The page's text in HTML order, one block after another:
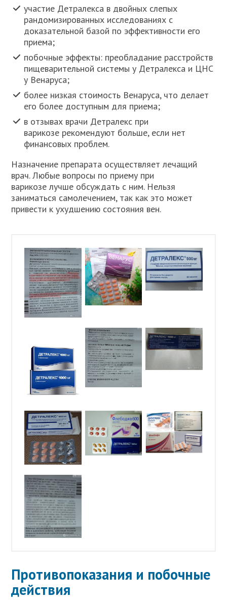
участие Детралекса в двойных слепых
рандомизированных исследованиях с
доказательной базой по эффективности его
приема;
побочные эффекты: преобладание расстройств
пищеварительной системы у Детралекса и ЦНС
у Венаруса;
более низкая стоимость Венаруса, что делает
его более доступным для приема;
в отзывах врачи Детралекс при
варикозе рекомендуют больше, если нет
финансовых проблем.
Назначение препарата осуществляет лечащий
врач. Любые вопросы по приему при
варикозе лучше обсуждать с ним. Нельзя
заниматься самолечением, так как это может
привести к ухудшению состояния вен.
Противопоказания и побочные
действия